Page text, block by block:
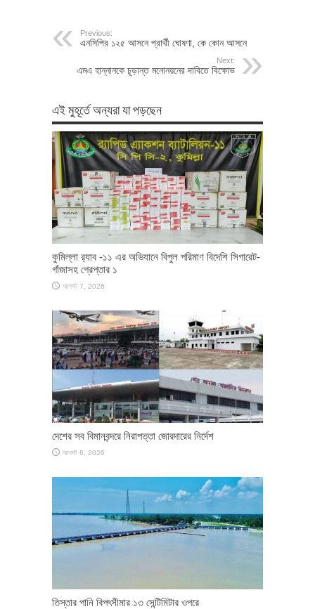
Previous:
এনসিপির ১২৫ আসনে প্রার্থী ঘোষণা, কে কোন আসনে
Next:
এমএ হান্নানকে চূড়ান্ত মনোনয়নের দাবিতে বিক্ষোভ
এই মুহূর্তে অন্যরা যা পড়ছেন
কুমিল্লা র‌্যাব -১১ এর অভিযানে বিপুল পরিমাণ বিদেশি সিগারেট-
গাঁজাসহ গ্রেপ্তার ১
আগস্ট 7, 2026
দেশের সব বিমানবন্দরে নিরাপত্তা জোরদারের নির্দেশ
আগস্ট 6, 2026
তিস্তার পানি বিপৎসীমার ১৩ সেন্টিমিটার ওপরে